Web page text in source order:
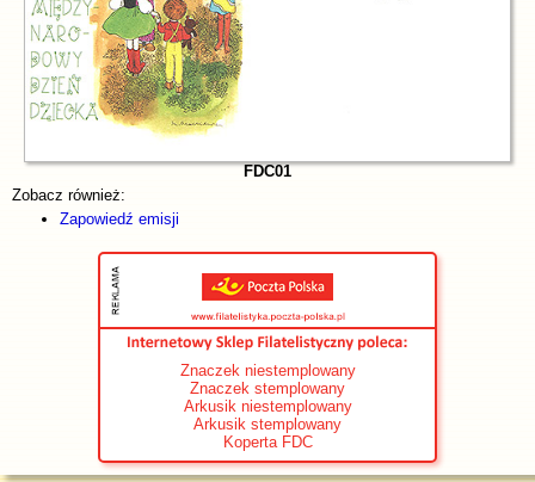
FDC01
Zobacz również:
Zapowiedź emisji
Znaczek niestemplowany
Znaczek stemplowany
Arkusik niestemplowany
Arkusik stemplowany
Koperta FDC